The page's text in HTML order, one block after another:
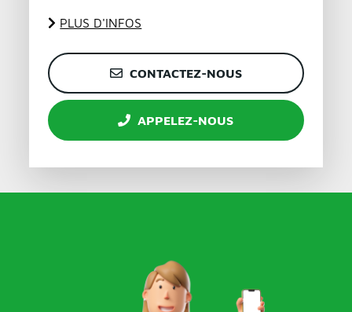
PLUS D'INFOS
CONTACTEZ-NOUS
APPELEZ-NOUS